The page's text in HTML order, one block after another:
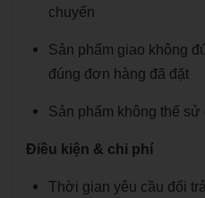
chuyển
Sản phẩm giao không
đúng đơn hàng đã đặt
Sản phẩm không thể
Điều kiện & chi phí
Thời gian yêu cầu đổi